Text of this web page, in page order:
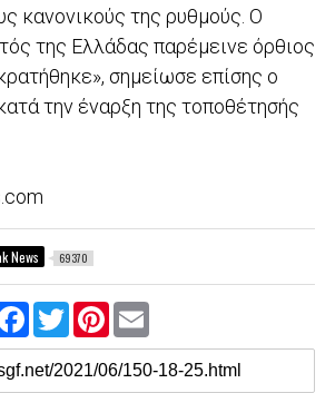
κανονικούς της ρυθμούς. Ο
της Ελλάδας παρέμεινε όρθιος
σημείωσε επίσης ο
την έναρξη της τοποθέτησής
News 69370
F
c
e
b
T
i
t
t
P
n
t
e
E
a
i
l